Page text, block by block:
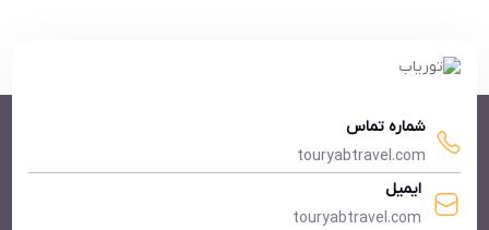
شماره تماس
touryabtravel.com
ایمیل
touryabtravel.com